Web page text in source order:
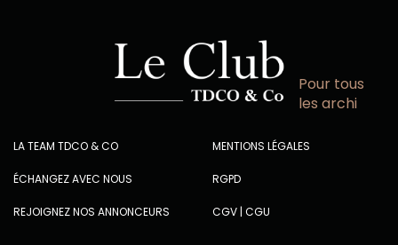
LA TEAM TDCO & CO
ÉCHANGEZ AVEC NOUS
REJOIGNEZ NOS ANNONCEURS
MENTIONS LÉGALES
RGPD
CGV | CGU
Pour tous
les archi